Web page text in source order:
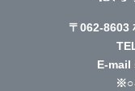
〒062-8603
E-
※○